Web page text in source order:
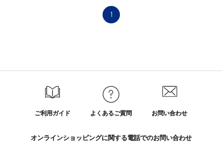
1
ご利用ガイド よくあるご質問 お問い合わせ
オンラインショッピングに関する電話でのお問い合わせ